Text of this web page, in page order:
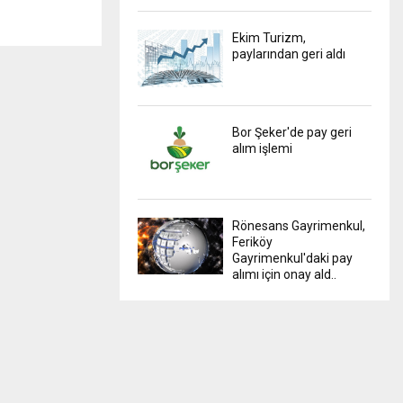
Ekim Turizm,
paylarından geri aldı
Bor Şeker'de pay geri
alım işlemi
Rönesans Gayrimenkul,
Feriköy
Gayrimenkul'daki pay
alımı için onay ald..